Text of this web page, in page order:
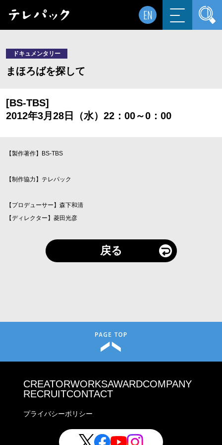
EN
ドキュメンタリー
まほろばを探して
[BS-TBS]
2012年3月28日（水）22：00～0：00
【製作著作】BS-TBS
【制作協力】テレパック
【プロデューサー】森下和清
【ディレクター】菱田光彦
戻る
CREATORWORKSAWARDCOMPANY
RECRUITCONTACT
プライバシーポリシー